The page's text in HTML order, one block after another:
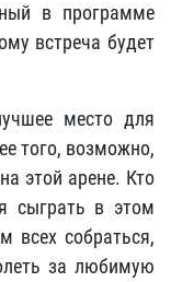
в программе
встреча будет
место для
того, возможно,
этой арене. Кто
сыграть в этом
всех собраться,
за любимую